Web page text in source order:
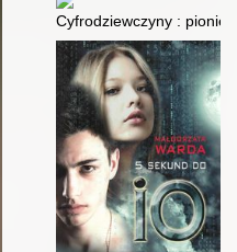
Cyfrodziewczyny :